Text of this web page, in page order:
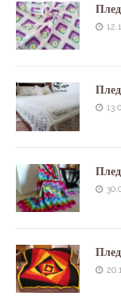
Плед
Плед